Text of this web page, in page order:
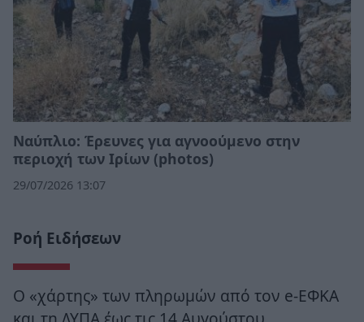
Ναύπλιο: Έρευνες για αγνοούμενο στην
περιοχή των Ιρίων (photos)
29/07/2026 13:07
Ροή Ειδήσεων
Ο «χάρτης» των πληρωμών από τον e-ΕΦΚΑ